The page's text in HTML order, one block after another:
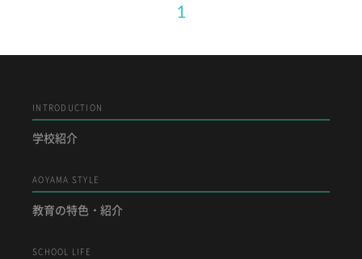
1
INTRODUCTION
学校紹介
AOYAMA STYLE
教育の特色・紹介
SCHOOL LIFE